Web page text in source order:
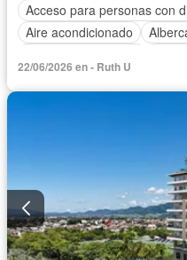
Acceso para personas con
Aire acondicionado
Cocina integral
Cuarto de
22/06/2026 en - Ruth U